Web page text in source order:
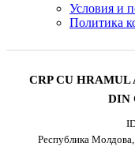
Условия и
Политика
CRP CU
DIN
Республика